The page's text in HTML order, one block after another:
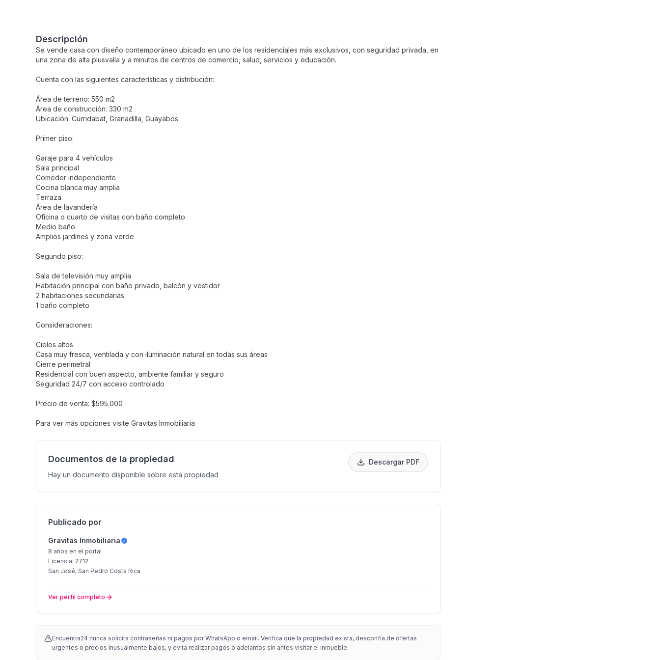
Descripción
Se vende casa con diseño contemporáneo ubicado en uno de los residenciales más exclusivos, con seguridad privada, en
una zona de alta plusvalía y a minutos de centros de comercio, salud, servicios y educación.
Cuenta con las siguientes características y distribución:
Área de terreno: 550 m2
Área de construcción: 330 m2
Ubicación: Curridabat, Granadilla, Guayabos
Primer piso:
Garaje para 4 vehículos
Sala principal
Comedor independiente
Cocina blanca muy amplia
Terraza
Área de lavandería
Oficina o cuarto de visitas con baño completo
Medio baño
Amplios jardines y zona verde
Segundo piso:
Sala de televisión muy amplia
Habitación principal con baño privado, balcón y vestidor
2 habitaciones secundarias
1 baño completo
Consideraciones:
Cielos altos
Casa muy fresca, ventilada y con iluminación natural en todas sus áreas
Cierre perimetral
Residencial con buen aspecto, ambiente familiar y seguro
Seguridad 24/7 con acceso controlado
Precio de venta: $595.000
Para ver más opciones visite Gravitas Inmobiliaria
Documentos de la propiedad
Hay un documento disponible sobre esta propiedad
Descargar PDF
Publicado por
Gravitas Inmobiliaria
8 años en el portal
Licencia: 2712
San José, San Pedro Costa Rica
Ver perfil completo
Encuentra24 nunca solicita contraseñas ni pagos por WhatsApp o email. Verifica que la propiedad exista, desconfía de ofertas
urgentes o precios inusualmente bajos, y evita realizar pagos o adelantos sin antes visitar el inmueble.